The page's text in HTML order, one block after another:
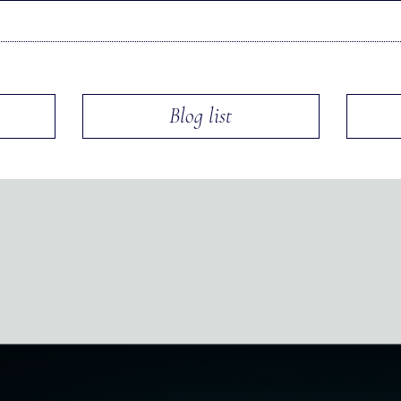
Blog list